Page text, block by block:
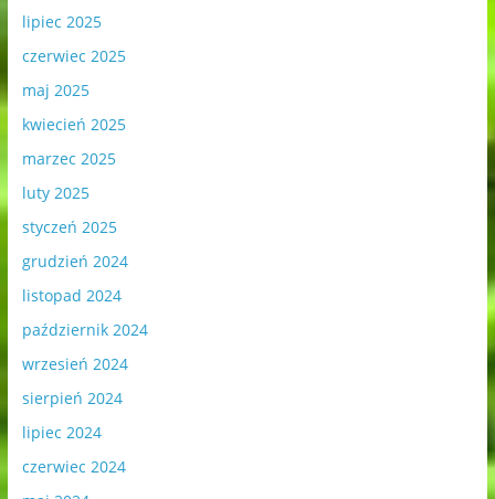
lipiec 2025
czerwiec 2025
maj 2025
kwiecień 2025
marzec 2025
luty 2025
styczeń 2025
grudzień 2024
listopad 2024
październik 2024
wrzesień 2024
sierpień 2024
lipiec 2024
czerwiec 2024